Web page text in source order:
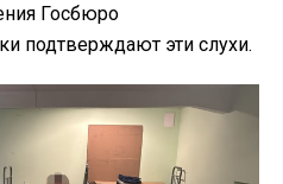
Госбюро
подтверждают эти слухи.